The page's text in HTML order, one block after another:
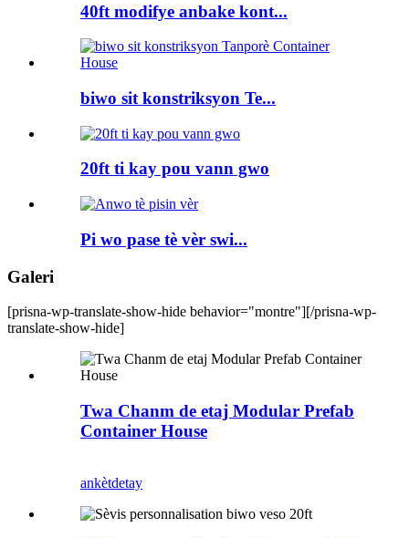
40ft modifye anbake kont...
biwo sit konstriksyon Te...
20ft ti kay pou vann gwo
Pi wo pase tè vèr swi...
Galeri
[prisna-wp-translate-show-hide behavior="montre"][/prisna-wp-
translate-show-hide]
Twa Chanm de etaj Modular Prefab
Container House
ankètdetay